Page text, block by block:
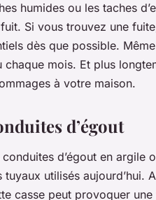
humides ou les taches
Si vous trouvez une
dès que possible.
chaque mois. Et plus
à votre maison.
d’égout
d’égout en argile
utilisés aujourd’hui.
casse peut provoquer